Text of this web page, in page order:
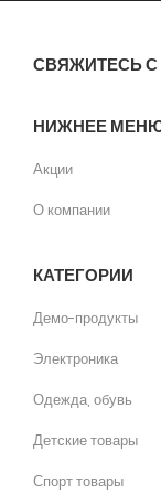
СВЯЖИТЕСЬ
НИЖНЕЕ
Акции
О компании
КАТЕГОРИИ
Демо-продукты
Электроника
Одежда, обувь
Детские товары
Спорт товары